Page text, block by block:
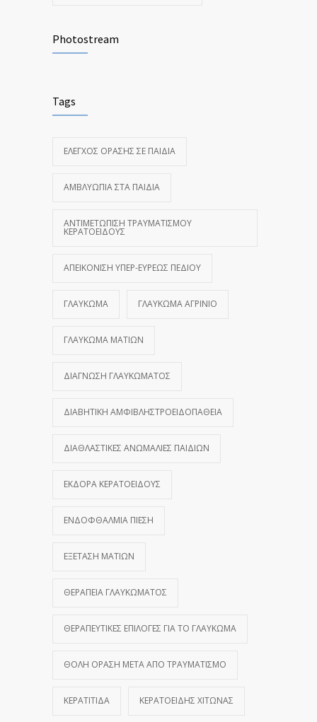
Photostream
Tags
ΈΛΕΓΧΟΣ ΌΡΑΣΗΣ ΣΕ ΠΑΙΔΙΆ
ΑΜΒΛΥΩΠΊΑ ΣΤΑ ΠΑΙΔΙΆ
ΑΝΤΙΜΕΤΏΠΙΣΗ ΤΡΑΥΜΑΤΙΣΜΟΎ
ΚΕΡΑΤΟΕΙΔΟΎΣ
ΑΠΕΙΚΌΝΙΣΗ ΥΠΕΡ-ΕΥΡΈΩΣ ΠΕΔΊΟΥ
ΓΛΑΎΚΩΜΑ ΓΛΑΎΚΩΜΑ ΑΓΡΊΝΙΟ
ΓΛΑΎΚΩΜΑ ΜΑΤΙΏΝ
ΔΙΆΓΝΩΣΗ ΓΛΑΥΚΏΜΑΤΟΣ
ΔΙΑΒΗΤΙΚΉ ΑΜΦΙΒΛΗΣΤΡΟΕΙΔΟΠΆΘΕΙΑ
ΔΙΑΘΛΑΣΤΙΚΈΣ ΑΝΩΜΑΛΊΕΣ ΠΑΙΔΙΏΝ
ΕΚΔΟΡΆ ΚΕΡΑΤΟΕΙΔΟΎΣ
ΕΝΔΟΦΘΆΛΜΙΑ ΠΊΕΣΗ
ΕΞΈΤΑΣΗ ΜΑΤΙΏΝ
ΘΕΡΑΠΕΊΑ ΓΛΑΥΚΏΜΑΤΟΣ
ΘΕΡΑΠΕΥΤΙΚΈΣ ΕΠΙΛΟΓΈΣ ΓΙΑ ΤΟ ΓΛΑΎΚΩΜΑ
ΘΟΛΉ ΌΡΑΣΗ ΜΕΤΆ ΑΠΌ ΤΡΑΥΜΑΤΙΣΜΌ
ΚΕΡΑΤΊΤΙΔΑ ΚΕΡΑΤΟΕΙΔΉΣ ΧΙΤΏΝΑΣ